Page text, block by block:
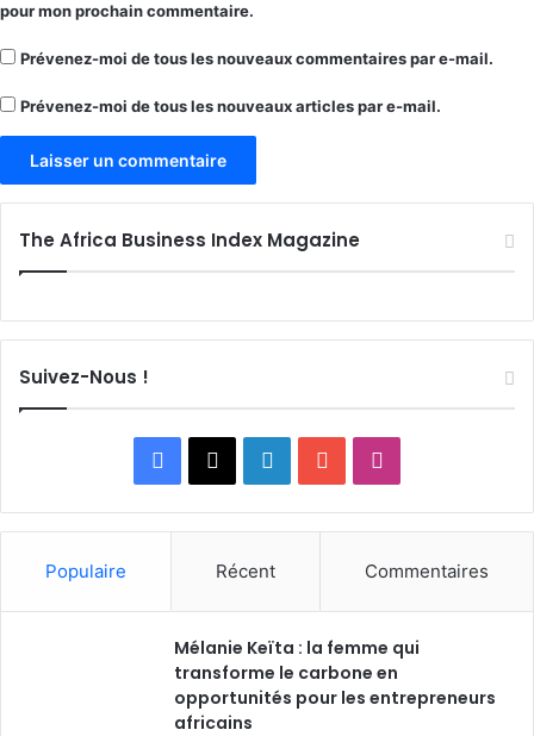
pour mon prochain commentaire.
Prévenez-moi de tous les nouveaux commentaires par e-mail.
Prévenez-moi de tous les nouveaux articles par e-mail.
The Africa Business Index Magazine
Suivez-Nous !
Facebook
X LinkedinYouTube
Populaire Récent Commentaires
Mélanie Keïta : la femme qui
transforme le carbone en
opportunités pour les entrepreneurs
africains